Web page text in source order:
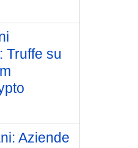
Truffe su
Aziende